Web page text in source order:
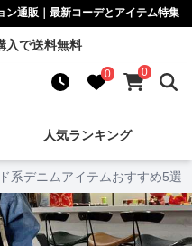
ン通販｜最新コーデとアイテム特集
入で送料無料
0 0
人気ランキング
系デニムアイテムおすすめ5選